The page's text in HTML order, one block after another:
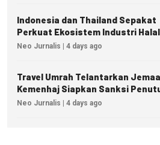
Indonesia dan Thailand Sepakat
Perkuat Ekosistem Industri Halal
Neo Jurnalis | 4 days ago
Travel Umrah Telantarkan
Kemenhaj Siapkan Sanksi
Izin hingga Pidana
Neo Jurnalis | 4 days ago